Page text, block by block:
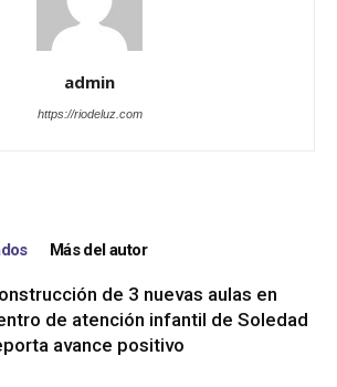
admin
https://riodeluz.com
Más del autor
de 3 nuevas aulas en
de atención infantil de Soledad
avance positivo